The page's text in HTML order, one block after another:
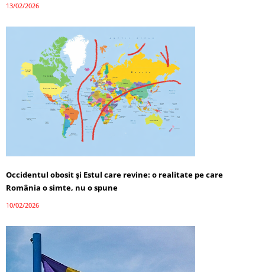
13/02/2026
Occidentul obosit și Estul care revine: o realitate pe care
România o simte, nu o spune
10/02/2026